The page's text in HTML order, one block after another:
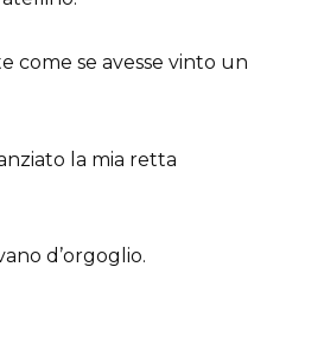
come se avesse vinto un
la mia retta
d’orgoglio.